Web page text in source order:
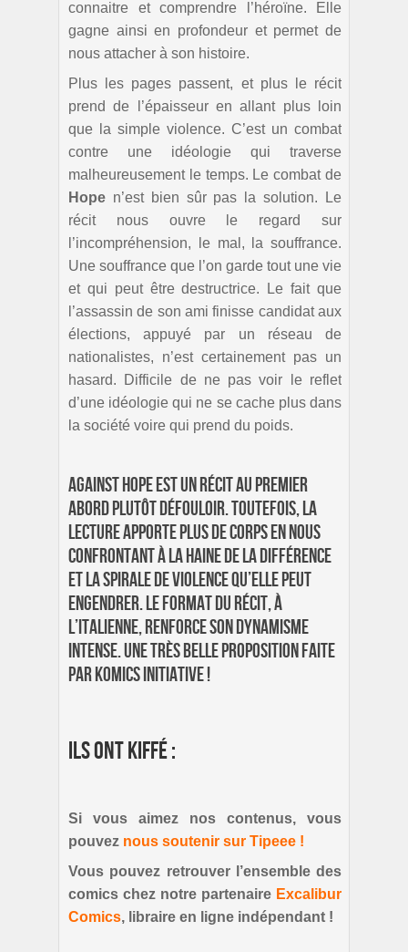
connaitre et comprendre l’héroïne. Elle
gagne ainsi en profondeur et permet de
nous attacher à son histoire.
Plus les pages passent, et plus le récit
prend de l’épaisseur en allant plus loin
que la simple violence. C’est un combat
contre une idéologie qui traverse
malheureusement le temps. Le combat de
Hope n’est bien sûr pas la solution. Le
récit nous ouvre le regard sur
l’incompréhension, le mal, la souffrance.
Une souffrance que l’on garde tout une vie
et qui peut être destructrice. Le fait que
l’assassin de son ami finisse candidat aux
élections, appuyé par un réseau de
nationalistes, n’est certainement pas un
hasard. Difficile de ne pas voir le reflet
d’une idéologie qui ne se cache plus dans
la société voire qui prend du poids.
Against Hope est un récit au premier
abord plutôt défouloir. Toutefois, la
lecture apporte plus de corps en nous
confrontant à la haine de la différence
et la spirale de violence qu’elle peut
engendrer. Le format du récit, à
l’italienne, renforce son dynamisme
intense. Une très belle proposition faite
par Komics Initiative !
Ils ont kiffé :
Si vous aimez nos contenus, vous
pouvez nous soutenir sur Tipeee !
Vous pouvez retrouver l’ensemble des
comics chez notre partenaire Excalibur
Comics, libraire en ligne indépendant !